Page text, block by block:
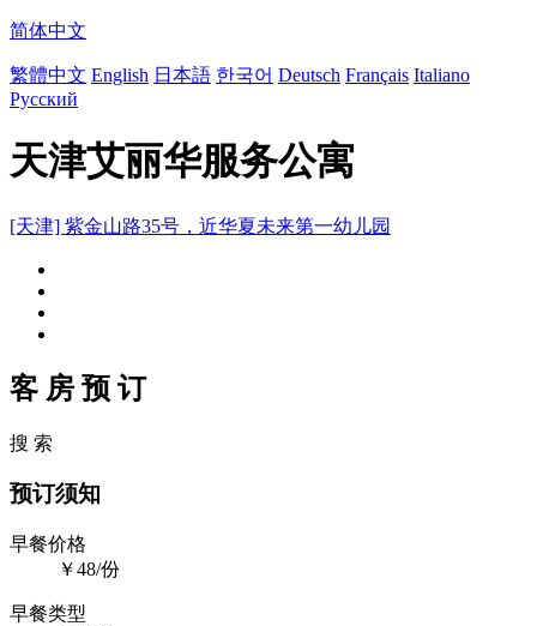
简体中文
繁體中文 English 日本語 한국어 Deutsch Français Italiano
Русский
天津艾丽华服务公寓
[天津] 紫金山路35号，近华夏未来第一幼儿园
客 房 预 订
搜 索
预订须知
早餐价格
￥48/份
早餐类型